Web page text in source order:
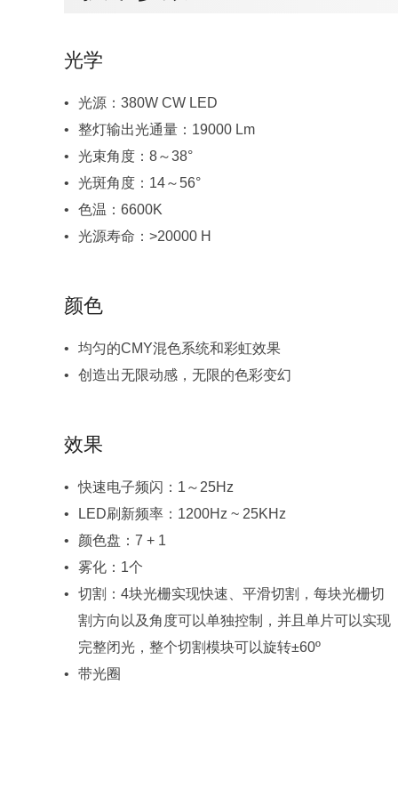
光学
光源：380W CW LED
整灯输出光通量：19000 Lm
光束角度：8～38°
光斑角度：14～56°
色温：6600K
光源寿命：>20000 H
颜色
均匀的CMY混色系统和彩虹效果
创造出无限动感，无限的色彩变幻
效果
快速电子频闪：1～25Hz
LED刷新频率：1200Hz ~ 25KHz
颜色盘：7 + 1
雾化：1个
完整闭光，整个切割模块可以旋转±60º
带光圈